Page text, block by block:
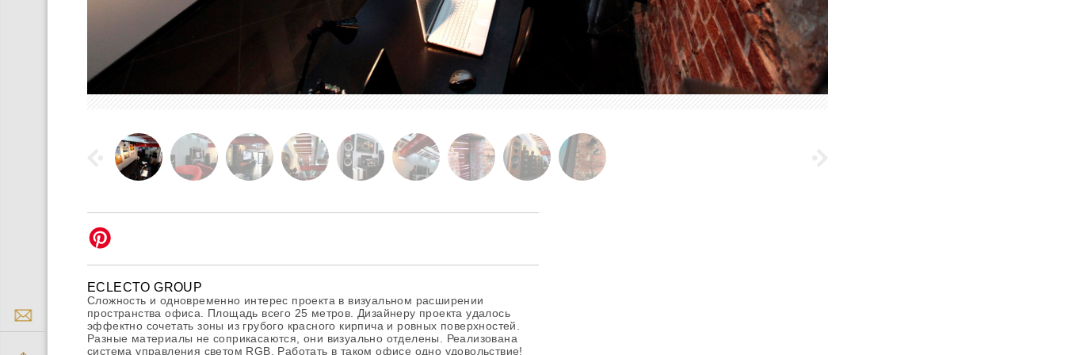
ECLECTO GROUP
Сложность и одновременно интерес проекта в визуальном расширении
пространства офиса. Площадь всего 25 метров. Дизайнеру проекта удалось
эффектно сочетать зоны из грубого красного кирпича и ровных поверхностей.
Разные материалы не соприкасаются, они визуально отделены. Реализована
система управления светом RGB. Работать в таком офисе одно удовольствие!